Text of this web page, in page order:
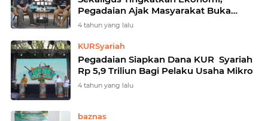
Pegadaian Ajak Masyarakat Buka
Peluang Usaha Aquascape
4 tahun yang lalu
KURSyariah
Pegadaian Siapkan Dana KUR Syariah
Rp 5,9 Triliun Bagi Pelaku Usaha Mikro
4 tahun yang lalu
baznas